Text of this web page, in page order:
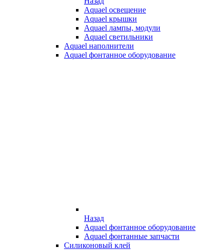
Aquael освещение
Aquael крышки
Aquael лампы, модули
Aquael светильники
Aquael наполнители
Aquael фонтанное оборудование
Назад
Aquael фонтанное оборудование
Aquael фонтанные запчасти
Силиконовый клей